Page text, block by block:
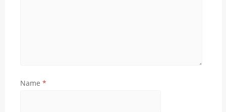
Name *